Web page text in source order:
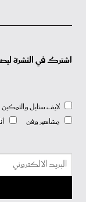
اشترك في
لايف ستايل والتمكين
مشاهير وفن